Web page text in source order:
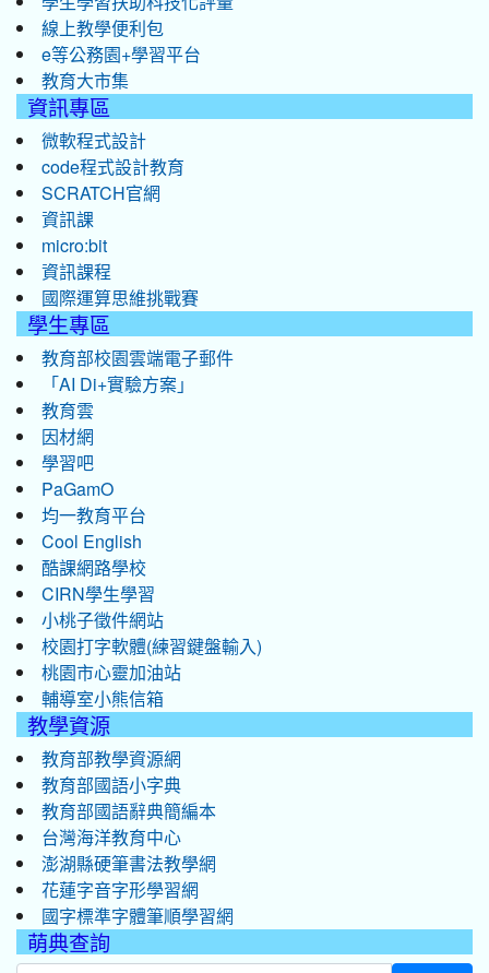
線上教學便利包
e等公務園+學習平台
教育大市集
資訊專區
微軟程式設計
code程式設計教育
SCRATCH官網
資訊課
micro:bit
資訊課程
國際運算思維挑戰賽
學生專區
教育部校園雲端電子郵件
「AI Di+實驗方案」
教育雲
因材網
學習吧
PaGamO
均一教育平台
Cool English
酷課網路學校
CIRN學生學習
小桃子徵件網站
校園打字軟體(練習鍵盤輸入)
桃園市心靈加油站
輔導室小熊信箱
教學資源
教育部教學資源網
教育部國語小字典
教育部國語辭典簡編本
台灣海洋教育中心
澎湖縣硬筆書法教學網
花蓮字音字形學習網
國字標準字體筆順學習網
萌典查詢